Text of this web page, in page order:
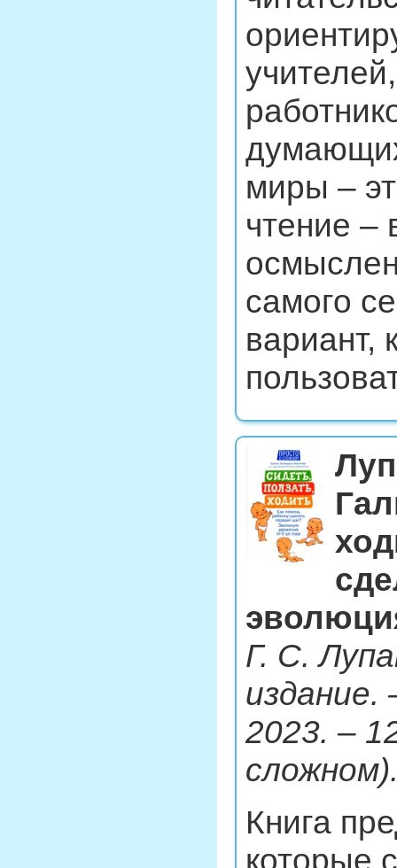
миры –
чтение –
самого
вариант,
Г. С.
издание.
2023. –
Книга
которые